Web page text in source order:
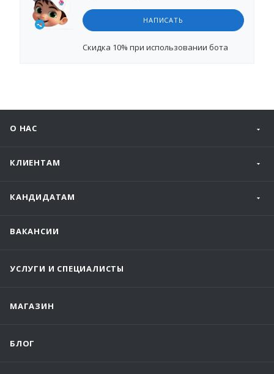
НАПИСАТЬ
Cкидка 10% при использовании бота
О НАС
КЛИЕНТАМ
КАНДИДАТАМ
ВАКАНСИИ
УСЛУГИ И СПЕЦИАЛИСТЫ
МАГАЗИН
БЛОГ